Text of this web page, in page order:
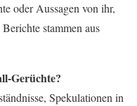
oder Aussagen von ihr,
stammen aus
Gerüchte?
Spekulationen in